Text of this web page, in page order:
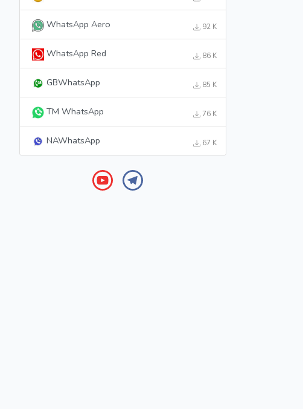
WhatsApp Aero 92 K
WhatsApp Red 86 K
GBWhatsApp 85 K
TM WhatsApp 76 K
NAWhatsApp 67 K